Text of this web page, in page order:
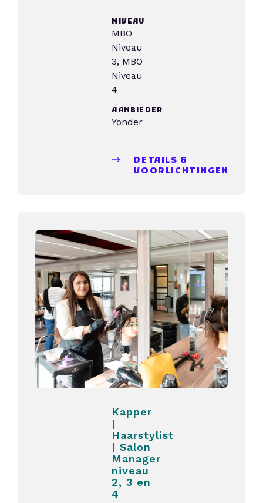
NIVEAU
MBO
Niveau
3, MBO
Niveau
4
AANBIEDER
Yonder
DETAILS &
VOORLICHTINGEN
Kapper
|
Haarstylist
| Salon
Manager
niveau
2, 3 en
4